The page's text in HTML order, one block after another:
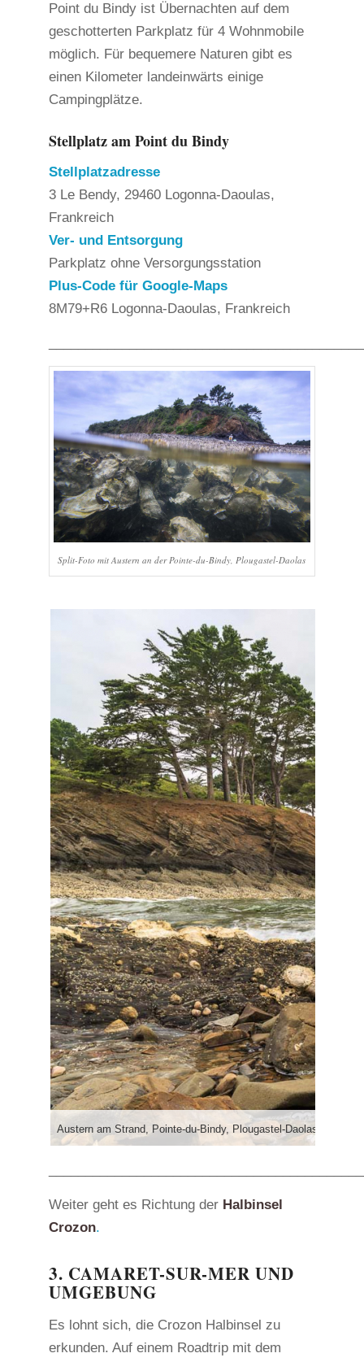
Point du Bindy ist Übernachten auf dem
geschotterten Parkplatz für 4 Wohnmobile
möglich. Für bequemere Naturen gibt es
einen Kilometer landeinwärts einige
Campingplätze.
Stellplatz am Point du Bindy
Stellplatzadresse
3 Le Bendy, 29460 Logonna-Daoulas,
Frankreich
Ver- und Entsorgung
Parkplatz ohne Versorgungsstation
Plus-Code für Google-Maps
8M79+R6 Logonna-Daoulas, Frankreich
Split-Foto mit Austern an der Pointe-du-Bindy, Plougastel-Daolas
Austern am Strand, Pointe-du-Bindy, Plougastel-Daolas
Weiter geht es Richtung der Halbinsel
Crozon.
3. CAMARET-SUR-MER UND
UMGEBUNG
Es lohnt sich, die Crozon Halbinsel zu
erkunden. Auf einem Roadtrip mit dem